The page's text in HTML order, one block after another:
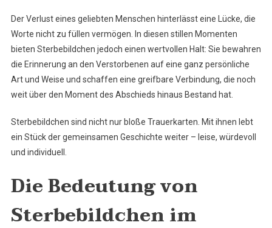
Der Verlust eines geliebten Menschen hinterlässt eine Lücke, die
Worte nicht zu füllen vermögen. In diesen stillen Momenten
bieten Sterbebildchen jedoch einen wertvollen Halt: Sie bewahren
die Erinnerung an den Verstorbenen auf eine ganz persönliche
Art und Weise und schaffen eine greifbare Verbindung, die noch
weit über den Moment des Abschieds hinaus Bestand hat.
Sterbebildchen sind nicht nur bloße Trauerkarten. Mit ihnen lebt
ein Stück der gemeinsamen Geschichte weiter – leise, würdevoll
und individuell.
Die Bedeutung von
Sterbebildchen im